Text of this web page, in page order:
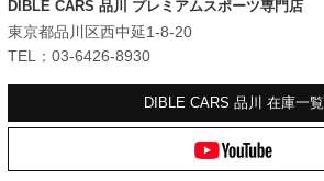
DIBLE CARS 品川 プレミアムスポーツ専門店
東京都品川区西中延1-8-20
TEL：03-6426-8930
DIBLE CARS 品川 在庫一覧